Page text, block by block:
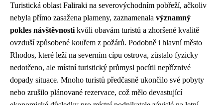
Turistická oblast Faliraki na severovýchodním pobřeží, ačkoliv
nebyla přímo zasažena plameny, zaznamenala významný
pokles návštěvnosti kvůli obavám turistů a zhoršené kvalitě
ovzduší způsobené kouřem z požárů. Podobně i hlavní město
Rhodos, které leží na severním cípu ostrova, zůstalo fyzicky
nedotčeno, ale místní turistický průmysl pocítil nepříznivé
dopady situace. Mnoho turistů předčasně ukončilo své pobyty
nebo zrušilo plánované rezervace, což mělo devastující